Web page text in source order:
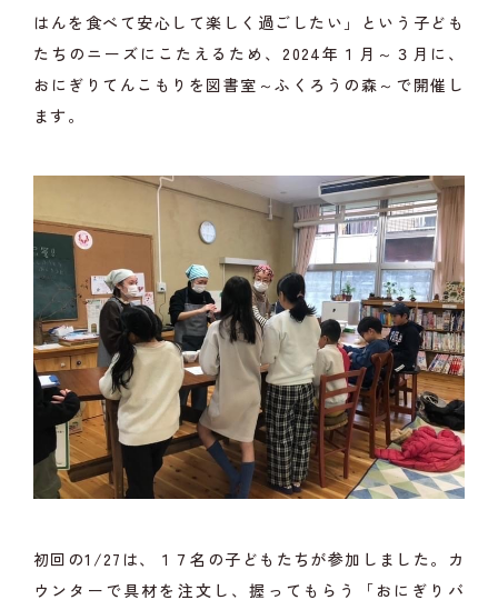
はんを食べて安心して楽しく過ごしたい」という子ども
たちのニーズにこたえるため、2024年１月～３月に、
おにぎりてんこもりを図書室～ふくろうの森～で開催し
ます。
初回の1/27は、１７名の子どもたちが参加しました。カ
ウンターで具材を注文し、握ってもらう「おにぎりバ